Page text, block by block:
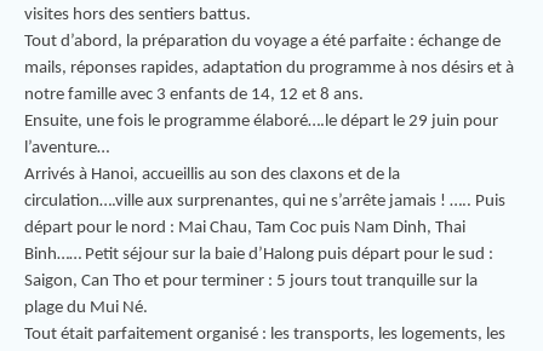
visites hors des sentiers battus.
Tout d’abord, la préparation du voyage a été parfaite : échange de
mails, réponses rapides, adaptation du programme à nos désirs et à
notre famille avec 3 enfants de 14, 12 et 8 ans.
Ensuite, une fois le programme élaboré….le départ le 29 juin pour
l’aventure…
Arrivés à Hanoi, accueillis au son des claxons et de la
circulation….ville aux surprenantes, qui ne s’arrête jamais ! ….. Puis
départ pour le nord : Mai Chau, Tam Coc puis Nam Dinh, Thai
Binh…… Petit séjour sur la baie d’Halong puis départ pour le sud :
Saigon, Can Tho et pour terminer : 5 jours tout tranquille sur la
plage du Mui Né.
Tout était parfaitement organisé : les transports, les logements, les